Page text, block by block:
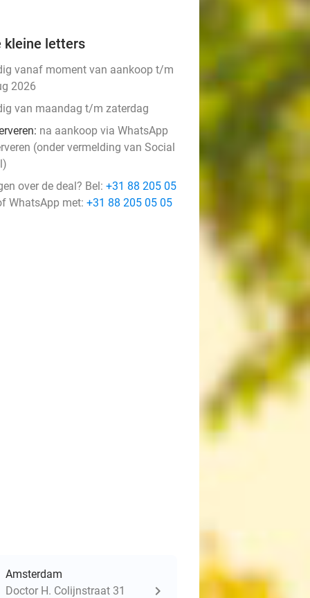
kleine letters
vanaf moment van aankoop t/m
2026
van maandag t/m zaterdag
na aankoop via WhatsApp
(onder vermelding van Social
over de deal? Bel: +31 88 205 05
WhatsApp met: +31 88 205 05 05
Amsterdam
Doctor H. Colijnstraat 31